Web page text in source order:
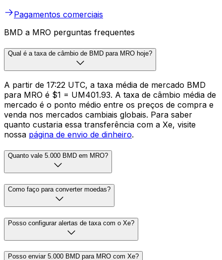
Pagamentos comerciais
BMD a MRO perguntas frequentes
Qual é a taxa de câmbio de BMD para MRO hoje?
A partir de 17:22 UTC, a taxa média de mercado BMD
para MRO é $1 = UM401.93. A taxa de câmbio média de
mercado é o ponto médio entre os preços de compra e
venda nos mercados cambiais globais. Para saber
quanto custaria essa transferência com a Xe, visite
nossa página de envio de dinheiro.
Quanto vale 5.000 BMD em MRO?
Como faço para converter moedas?
Posso configurar alertas de taxa com o Xe?
Posso enviar 5.000 BMD para MRO com Xe?